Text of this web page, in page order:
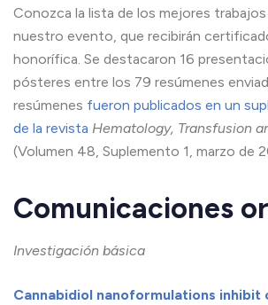
Conozca la lista de los mejores
nuestro evento, que recibirán
honorífica. Se destacaron 16
pósteres entre los 79 resúmenes
resúmenes fueron publicados en un
de la revista Hematology, Transfusion
(Volumen 48, Suplemento 1, marzo de
Comunicaciones
Investigación básica
Cannabidiol nanoformulations